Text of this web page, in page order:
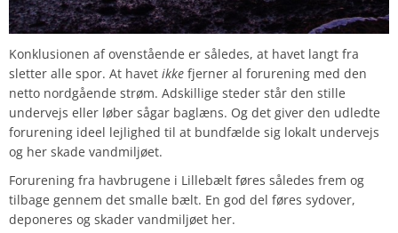
Konklusionen af ovenstående er således, at havet langt fra
sletter alle spor. At havet ikke fjerner al forurening med den
netto nordgående strøm. Adskillige steder står den stille
undervejs eller løber sågar baglæns. Og det giver den udledte
forurening ideel lejlighed til at bundfælde sig lokalt undervejs
og her skade vandmiljøet.
Forurening fra havbrugene i Lillebælt føres således frem og
tilbage gennem det smalle bælt. En god del føres sydover,
deponeres og skader vandmiljøet her.